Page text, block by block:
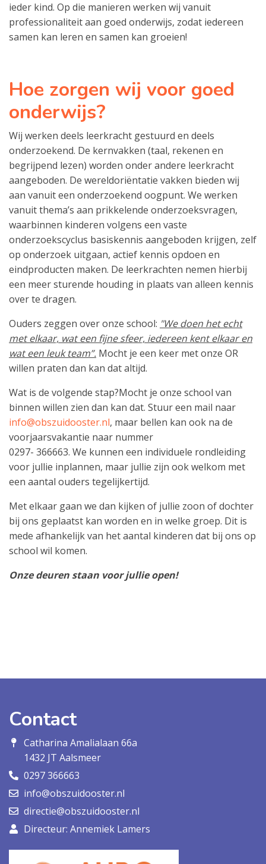
ieder kind. Op die manieren werken wij vanuit
professionaliteit aan goed onderwijs, zodat iedereen
samen kan leren en samen kan groeien!
Hoe zorgen wij voor goed
onderwijs?
Wij werken deels leerkracht gestuurd en deels
onderzoekend. De kernvakken (taal, rekenen en
begrijpend lezen) worden onder andere leerkracht
aangeboden. De wereldoriëntatie vakken bieden wij
aan vanuit een onderzoekend oogpunt. We werken
vanuit thema’s aan prikkelende onderzoeksvragen,
waarbinnen kinderen volgens een vaste
onderzoekscyclus basiskennis aangeboden krijgen, zelf
op onderzoek uitgaan, actief kennis opdoen en
eindproducten maken. De leerkrachten nemen hierbij
een meer sturende houding in plaats van alleen kennis
over te dragen.
Ouders zeggen over onze school: "We doen het echt
met elkaar, wat een fijne sfeer, iedereen kent elkaar en
wat een leuk team”. Mocht je een keer met onze OR
willen praten dan kan dat altijd.
Wat is de volgende stap?Mocht je onze school van
binnen willen zien dan kan dat. Stuur een mail naar
info@obszuidooster.nl, maar bellen kan ook na de
voorjaarsvakantie naar nummer
0297- 366663. We kunnen een individuele rondleiding
voor jullie inplannen, maar jullie zijn ook welkom met
een aantal ouders tegelijkertijd.
Met elkaar gaan we dan kijken of jullie zoon of dochter
bij ons geplaatst kan worden en in welke groep. Dit is
mede afhankelijk van het aantal kinderen dat bij ons op
school wil komen.
Onze deuren staan voor jullie open!
Contact
Catharina Amalialaan 66a
1432 JT Aalsmeer
0297 366663
info@obszuidooster.nl
directie@obszuidooster.nl
Directeur: Annemiek Lamers